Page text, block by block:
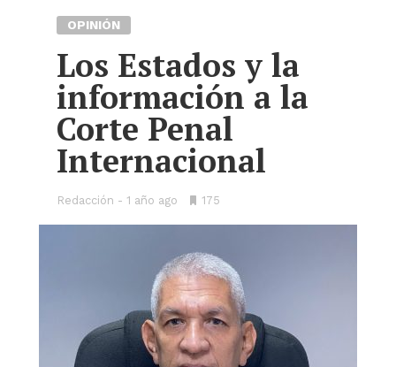
OPINIÓN
Los Estados y la
información a la
Corte Penal
Internacional
Redacción 1 año ago
•175